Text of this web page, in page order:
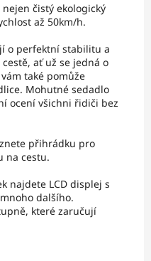
čistý ekologický
až 50km/h.
o perfektní stabilitu a
ať už se jedná o
také pomůže
Mohutné sedadlo
ocení všichni řidiči bez
přihrádku pro
na cestu.
najdete LCD displej s
dalšího.
které zaručují